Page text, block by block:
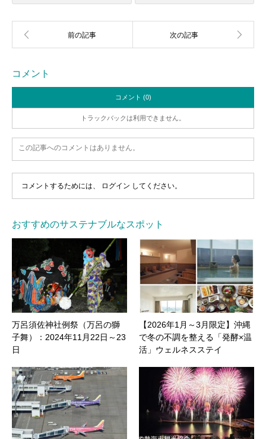
コメント
コメント (0)
トラックバックは利用できません。
この記事へのコメントはありません。
コメントするためには、 ログイン してください。
おすすめのサステナブルなスポット
万呂須佐神社例祭（万呂の獅
子舞）：2024年11月22日～23
日
【2026年1月～3月限定】沖縄
で冬の不調を整える「発酵×温
活」ウェルネスステイ